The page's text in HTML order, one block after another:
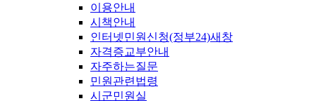
이용안내
시책안내
인터넷민원신청(정부24)새창
자격증교부안내
자주하는질문
민원관련법령
시군민원실